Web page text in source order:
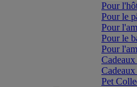
Pour
Pour le
Pour
Pour le
Pour
Pet